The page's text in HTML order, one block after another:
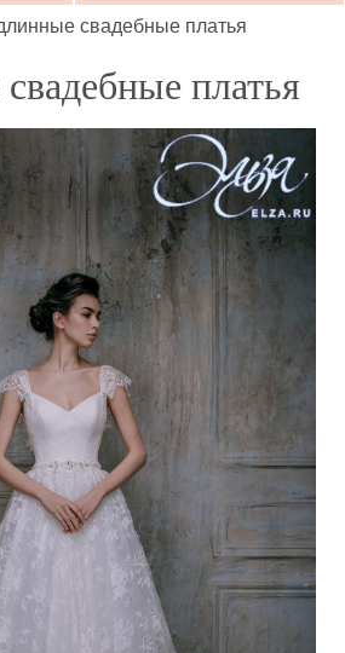
свадебные платья
платья